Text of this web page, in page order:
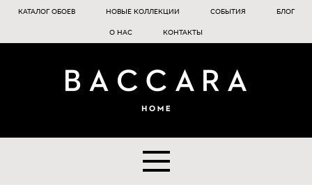
КАТАЛОГ ОБОЕВ НОВЫЕ КОЛЛЕКЦИИ СОБЫТИЯ БЛОГ
О НАС КОНТАКТЫ